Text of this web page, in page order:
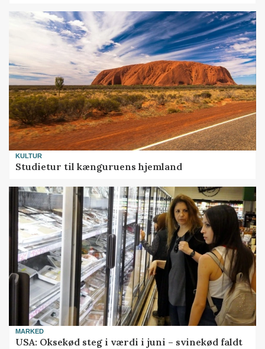
KULTUR
Studietur til kænguruens hjemland
MARKED
USA: Oksekød steg i værdi i juni – svinekød faldt